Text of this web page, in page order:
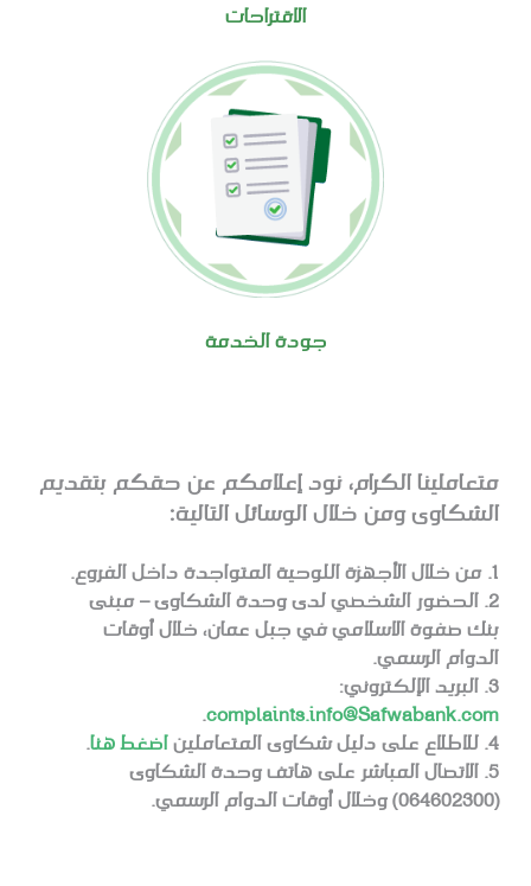
الاقتراحات
جودة الخدمة
متعاملينا الكرام، نود إعلامكم عن حقكم بتقديم
الشكاوى ومن خلال الوسائل التالية:
من خلال الأجهزة اللوحية المتواجدة داخل الفروع.
الحضور الشخصي لدى وحدة الشكاوى – مبنى
بنك صفوة الاسلامي في جبل عمان، خلال أوقات
الدوام الرسمي.
البريد الإلكتروني:
complaints.info@Safwabank.com
.
للاطلاع على دليل شكاوى المتعامليناضغط هنا.
الاتصال المباشر على هاتف وحدة الشكاوى
(064602300) وخلال أوقات الدوام الرسمي.